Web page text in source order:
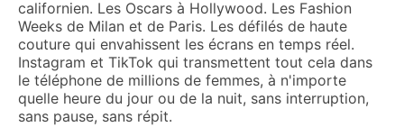
californien. Les Oscars à Hollywood. Les Fashion
Weeks de Milan et de Paris. Les défilés de haute
couture qui envahissent les écrans en temps réel.
Instagram et TikTok qui transmettent tout cela dans
le téléphone de millions de femmes, à n'importe
quelle heure du jour ou de la nuit, sans interruption,
sans pause, sans répit.